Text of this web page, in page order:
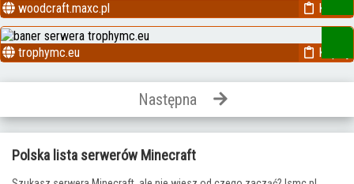
woodcraft.maxc.pl Kopiuj
trophymc.eu Kopiuj
Następna
Polska lista serwerów Minecraft